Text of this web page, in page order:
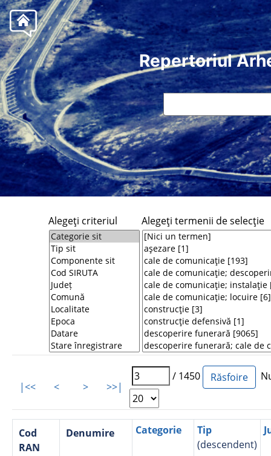
Repertoriul
Alegeţi criteriul Alegeţi termenii de selecţie
|<< < > >>|
/ 1450
Cod
RAN
Denumire Categorie
Tip
(descendent)